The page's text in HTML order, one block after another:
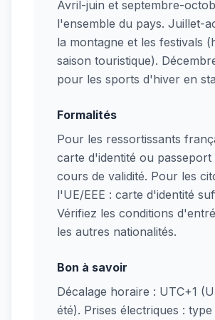
Avril-juin et septembre-
l'ensemble du pays. Juillet-
la montagne et les festivals
saison touristique).
pour les sports d'hiver en
Formalités
Pour les ressortissants
carte d'identité ou passeport
cours de validité. Pour les
l'UE/EEE : carte d'identité
Vérifiez les conditions
les autres nationalités.
Bon à savoir
Décalage horaire : UTC+1
été). Prises électriques : type